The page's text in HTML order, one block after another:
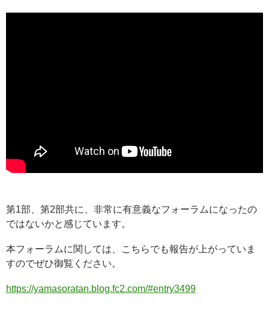
第1部、第2部共に、非常に有意義なフォーラムになったの
ではないかと感じています。
本フォーラムに関しては、こちらでも報告が上がっていま
すのでぜひ御覧ください。
https://yamasoratan.blog.fc2.com/#entry3499